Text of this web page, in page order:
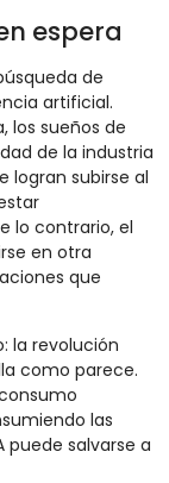
espera
de
artificial.
los sueños de
de la industria
logran subirse al
lo contrario, el
en otra
que
la revolución
como parece.
las
puede salvarse a